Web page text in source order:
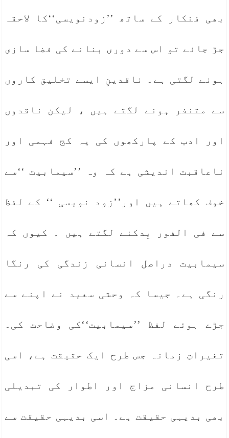
بھی فنکار کے ساتھ ’’زودنویسی‘‘کا لاحقہ
جڑ جائے تو اس سے دوری بنانے کی فضا سازی
ہونے لگتی ہے۔ ناقدینِ ایسے تخلیق کاروں
سے متنفر ہونے لگتے ہیں ، لیکن ناقدوں
اور ادب کے پارکھوں کی یہ کج فہمی اور
ناعاقبت اندیشی ہے کہ وہ ’’سیمابیت ‘‘سے
خوف کھاتے ہیں اور’’زود نویسی ‘‘ کے لفظ
سے فی الفور بِدکنے لگتے ہیں ۔ کیوں کہ
سیمابیت دراصل انسانی زندگی کی رنگا
رنگی ہے۔ جیسا کہ وحشی سعید نے اپنے سے
جڑے ہوئے لفظ ’’سیمابیت‘‘کی وضاحت کی۔
تغیراتِ زمانہ جس طرح ایک حقیقت ہے، اسی
طرح انسانی مزاج اور اطوار کی تبدیلی
بھی بدیہی حقیقت ہے۔ اسی بدیہی حقیقت سے